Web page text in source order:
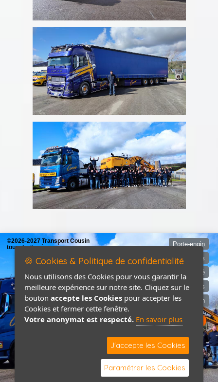
©2026-2027 Transport Cousin
tous droits réservés
Porte-engin
Mentions légales
Politique de confidentialité
Devis
Contact / Plan
🍪 Cookies & Politique de confidentialité
Nous utilisons des Cookies pour vous garantir la
meilleure expérience sur notre site. Cliquez sur le
bouton accepte les Cookies pour accepter les
Cookies et fermer cette fenêtre.
Votre anonymat est respecté. En savoir plus
J'accepte les Cookies
Paramétrer les Cookies